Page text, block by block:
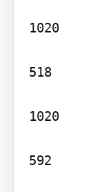
1020
518
1020
592